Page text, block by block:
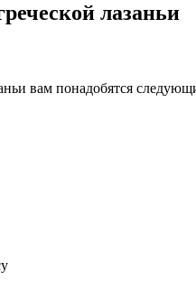
лазаньи
вам понадобятся